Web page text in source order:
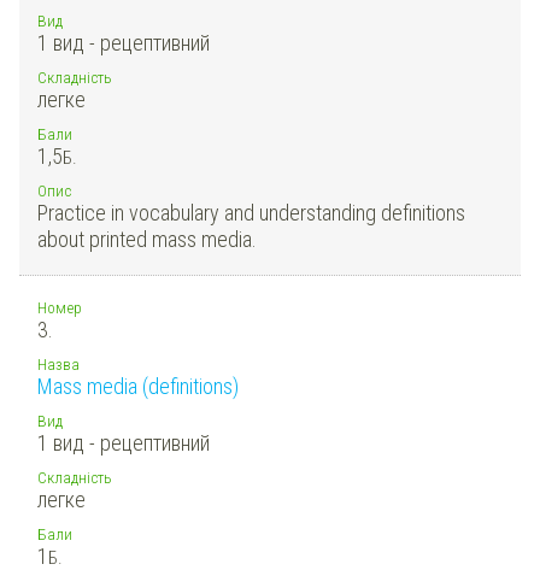
Вид
1 вид - рецептивний
Складність
легке
Бали
1,5Б.
Опис
Practice in vocabulary and understanding definitions
about printed mass media.
Номер
3.
Назва
Mass media (definitions)
Вид
1 вид - рецептивний
Складність
легке
Бали
1 Б.